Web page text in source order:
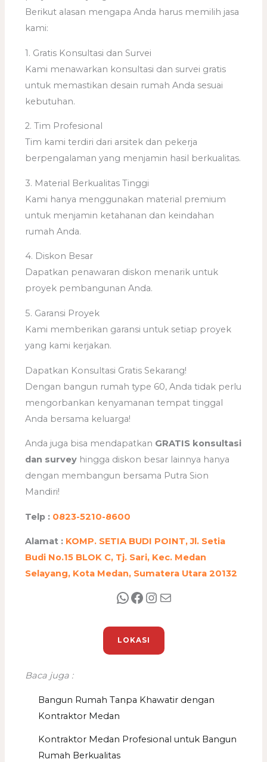
Berikut alasan mengapa Anda harus memilih jasa
kami:
1. Gratis Konsultasi dan Survei
Kami menawarkan konsultasi dan survei gratis
untuk memastikan desain rumah Anda sesuai
kebutuhan.
2. Tim Profesional
Tim kami terdiri dari arsitek dan pekerja
berpengalaman yang menjamin hasil berkualitas.
3. Material Berkualitas Tinggi
Kami hanya menggunakan material premium
untuk menjamin ketahanan dan keindahan
rumah Anda.
4. Diskon Besar
Dapatkan penawaran diskon menarik untuk
proyek pembangunan Anda.
5. Garansi Proyek
Kami memberikan garansi untuk setiap proyek
yang kami kerjakan.
Dapatkan Konsultasi Gratis Sekarang!
Dengan bangun rumah type 60, Anda tidak perlu
mengorbankan kenyamanan tempat tinggal
Anda bersama keluarga!
Anda juga bisa mendapatkan GRATIS konsultasi
dan survey hingga diskon besar lainnya hanya
dengan membangun bersama Putra Sion
Mandiri!
Telp : 0823-5210-8600
Alamat : KOMP. SETIA BUDI POINT, Jl. Setia
Budi No.15 BLOK C, Tj. Sari, Kec. Medan
Selayang, Kota Medan, Sumatera Utara 20132
LOKASI
Baca juga :
Bangun Rumah Tanpa Khawatir dengan
Kontraktor Medan
Kontraktor Medan Profesional untuk Bangun
Rumah Berkualitas